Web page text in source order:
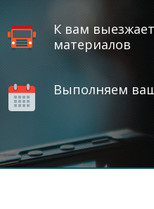
К вам
материалов
Выполняем